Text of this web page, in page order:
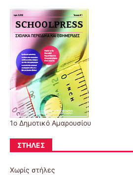
1ο Δημοτικό Αμαρουσίου
ΣΤΉΛΕΣ
Χωρίς στήλες